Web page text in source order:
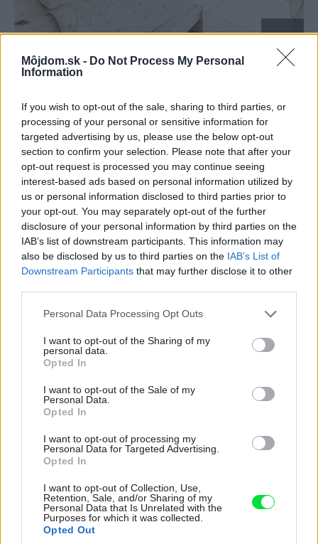
Môjdom.sk - Do Not Process My Personal
Information
If you wish to opt-out of the sale, sharing to third parties, or
processing of your personal or sensitive information for
targeted advertising by us, please use the below opt-out
section to confirm your selection. Please note that after your
opt-out request is processed you may continue seeing
interest-based ads based on personal information utilized by
us or personal information disclosed to third parties prior to
your opt-out. You may separately opt-out of the further
disclosure of your personal information by third parties on the
IAB’s list of downstream participants. This information may
also be disclosed by us to third parties on the IAB’s List of
Downstream Participants that may further disclose it to other
Please note that this website/app uses one or more Google
not limited to your visit or usage behaviour. You may click to
grant or deny consent to Google and its third-party tags to
use your data for below specified purposes in below Google
consent section.
Personal Data Processing Opt Outs
I want to opt-out of the Sharing of my
personal data.
Opted In
I want to opt-out of the Sale of my
Personal Data.
Opted In
I want to opt-out of processing my
Personal Data for Targeted Advertising.
Opted In
I want to opt-out of Collection, Use,
Retention, Sale, and/or Sharing of my
Personal Data that Is Unrelated with the
Purposes for which it was collected.
Opted Out
V stodole na nachádzajú tri spálne. Tá s priamym vstupom na terasu
miestnosti s kamennými stenami, krásnou valenou klenbou a výhľadom
do sadu určite ani len nechyrovali.
ĽUBO STACHO
Pôvodný stav:
1946121